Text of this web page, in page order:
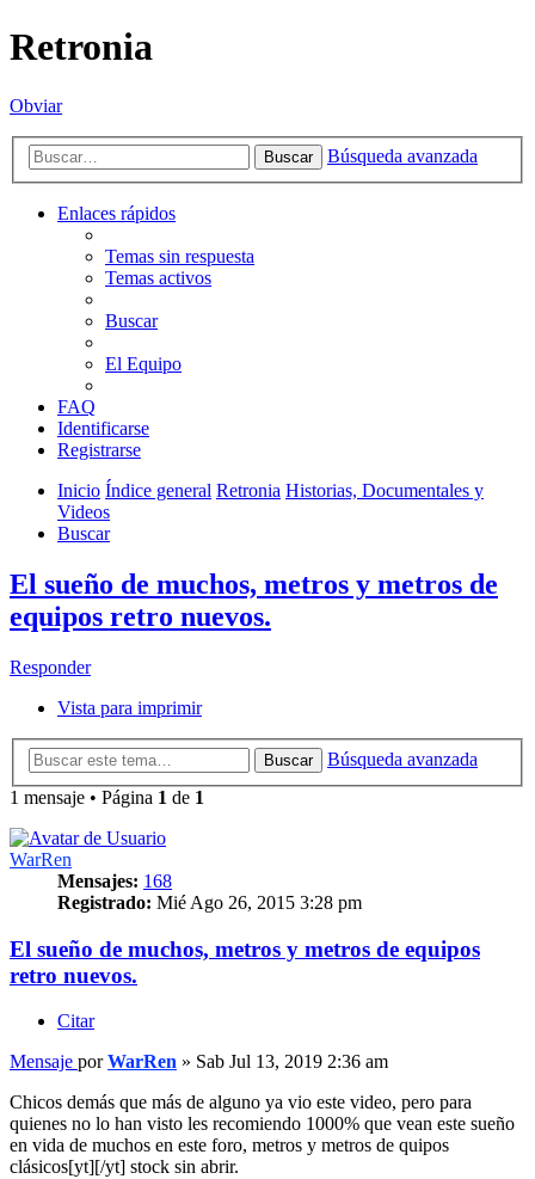
Retronia
Obviar
Buscar Búsqueda avanzada
Enlaces rápidos
Temas sin respuesta
Temas activos
Buscar
El Equipo
FAQ
Identificarse
Registrarse
Inicio Índice general Retronia Historias, Documentales y
Videos
Buscar
El sueño de muchos, metros y metros de
equipos retro nuevos.
Responder
Vista para imprimir
Buscar
Búsqueda avanzada
1 mensaje • Página 1 de 1
WarRen
Mensajes: 168
Registrado: Mié Ago 26, 2015 3:28 pm
El sueño de muchos, metros y metros de equipos
retro nuevos.
Citar
Mensaje porWarRen » Sab Jul 13, 2019 2:36 am
Chicos demás que más de alguno ya vio este video, pero para
quienes no lo han visto les recomiendo 1000% que vean este sueño
en vida de muchos en este foro, metros y metros de quipos
clásicos[yt][/yt] stock sin abrir.